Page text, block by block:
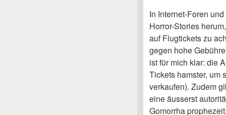
In Internet-Foren
Horror-Stories
auf Flugtickets zu
gegen hohe
ist für mich klar: die
Tickets hamster, um
verkaufen). Zudem
eine äusserst
Gomorrha